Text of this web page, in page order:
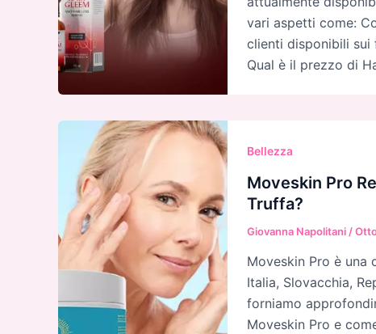
vari aspetti come:
clienti disponibili sui
Qual è il prezzo di
Bellezza
Moveskin Pro
Truffa?
Giovanna Napolitani /
Moveskin Pro è una
Italia, Slovacchia,
forniamo
Moveskin Pro e